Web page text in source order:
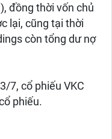
đồng thời vốn chủ
lại, cũng tại thời
còn tổng dư nợ
7, cổ phiếu VKC
phiếu.